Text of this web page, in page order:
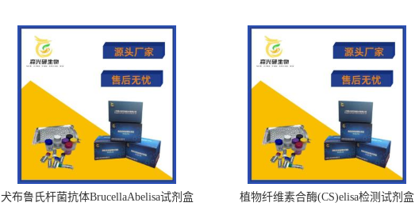
犬布鲁氏杆菌抗体BrucellaAbelisa试剂盒 植物纤维素合酶(CS)elisa检测试剂盒